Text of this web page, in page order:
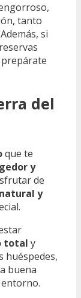
tanto
si
prepárate
del
que te
y
de
natural y
total y
huéspedes,
buena